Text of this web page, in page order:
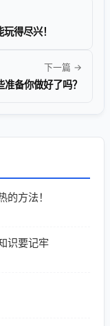
得尽兴！
下一篇 →
备你做好了吗？
方法！
识要记牢